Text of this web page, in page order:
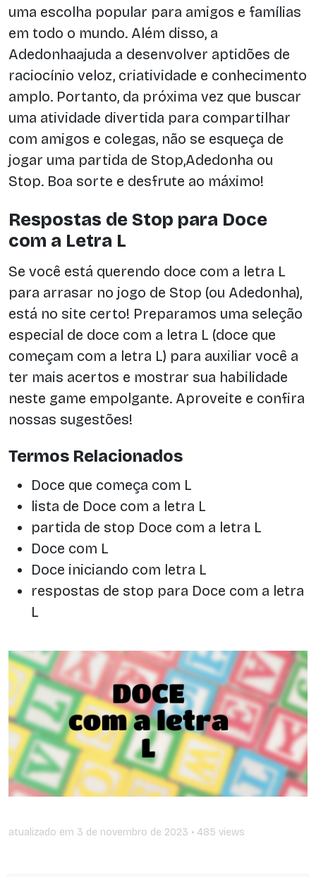
uma escolha popular para amigos e famílias
em todo o mundo. Além disso, a
Adedonhaajuda a desenvolver aptidões de
raciocínio veloz, criatividade e conhecimento
amplo. Portanto, da próxima vez que buscar
uma atividade divertida para compartilhar
com amigos e colegas, não se esqueça de
jogar uma partida de Stop,Adedonha ou
Stop. Boa sorte e desfrute ao máximo!
Respostas de Stop para Doce
com a Letra L
Se você está querendo doce com a letra L
para arrasar no jogo de Stop (ou Adedonha),
está no site certo! Preparamos uma seleção
especial de doce com a letra L (doce que
começam com a letra L) para auxiliar você a
ter mais acertos e mostrar sua habilidade
neste game empolgante. Aproveite e confira
nossas sugestões!
Termos Relacionados
Doce que começa com L
lista de Doce com a letra L
partida de stop Doce com a letra L
Doce com L
Doce iniciando com letra L
respostas de stop para Doce com a letra
L
atualizado em 3 de novembro de 2023 • 485 views